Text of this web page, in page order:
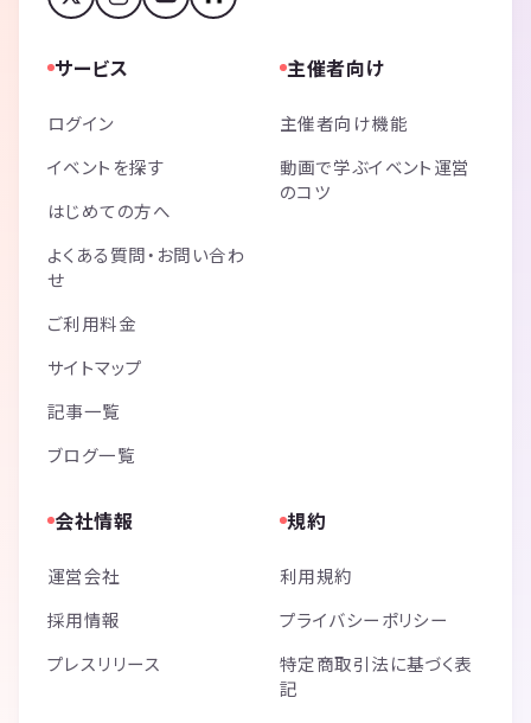
サービス
ログイン
イベントを探す
はじめての方へ
よくある質問・お問い合わ
せ
ご利用料金
サイトマップ
記事一覧
ブログ一覧
主催者向け
主催者向け機能
動画で学ぶイベント運営
のコツ
会社情報
運営会社
採用情報
プレスリリース
規約
利用規約
プライバシーポリシー
特定商取引法に基づく表
記